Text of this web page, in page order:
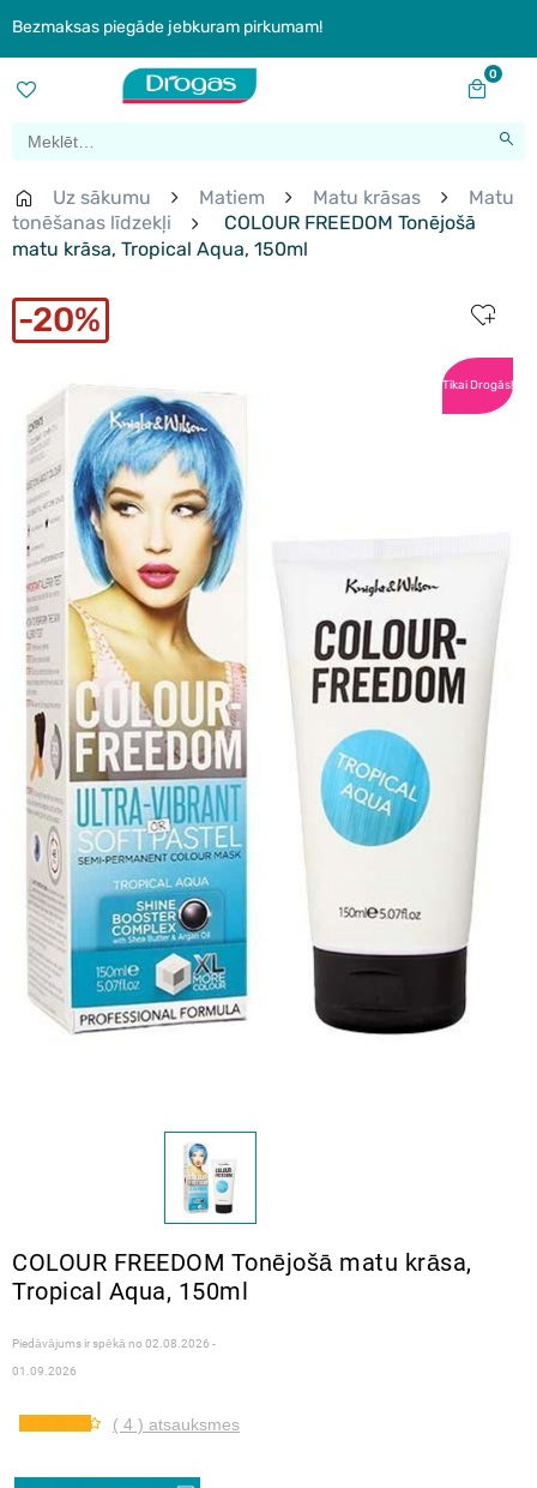
Bezmaksas piegāde jebkuram pirkumam!
0
Uz sākumu Matiem Matu krāsas
Matu
tonēšanas līdzekļi
COLOUR FREEDOM Tonējošā
matu krāsa, Tropical Aqua, 150ml
20%
Tikai Drogās!
COLOUR FREEDOM Tonējošā matu krāsa,
Tropical Aqua, 150ml
Piedāvājums ir spēkā no 02.08.2026 -
01.09.2026
( 4 ) atsauksmes